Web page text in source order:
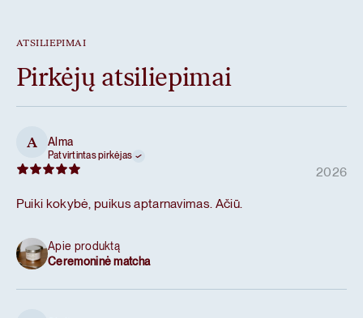
ATSILIEPIMAI
Pirkėjų atsiliepimai
A Alma
Patvirtintas pirkėjas
2026
Puiki kokybė, puikus aptarnavimas. Ačiū.
Apie produktą
Ceremoninė matcha